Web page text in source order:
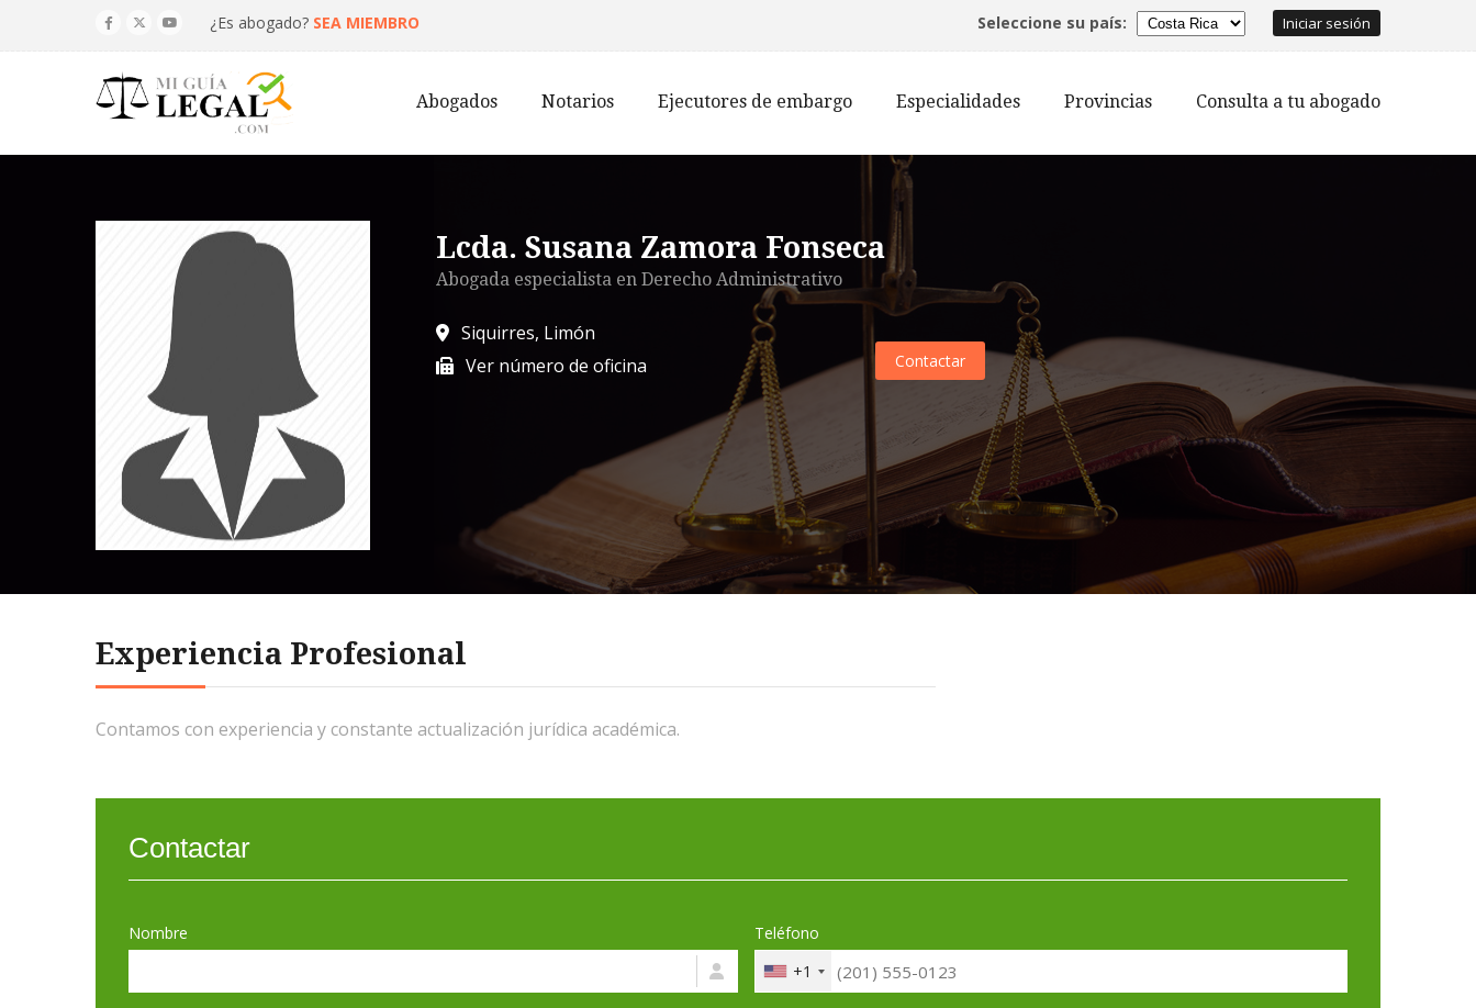
¿Es abogado? SEA MIEMBRO Iniciar sesión
Seleccione su país:
Abogados Notarios Ejecutores de embargo Especialidades Provincias Consulta a tu abogado
Lcda. Susana Zamora Fonseca
Abogada especialista en Derecho Administrativo
Siquirres, Limón
Ver número de oficina
Contactar
Experiencia Profesional
Contamos con experiencia y constante actualización jurídica académica.
Contactar
Nombre
Teléfono
+1